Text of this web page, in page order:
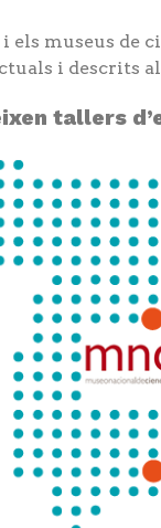
i els museus
i descrits
tallers